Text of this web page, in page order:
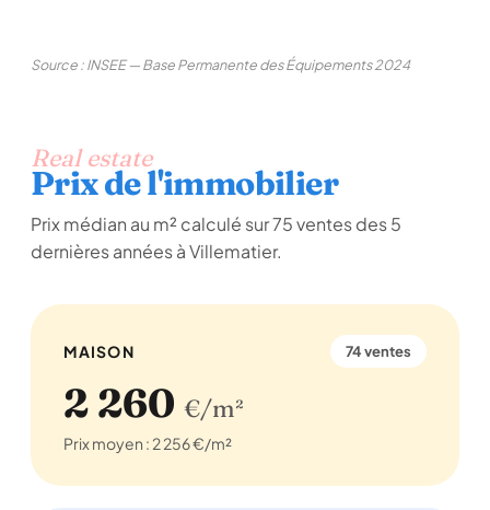
Source : INSEE — Base Permanente des Équipements 2024
Real estate
Prix de l'immobilier
Prix médian au m² calculé sur 75 ventes des 5
dernières années à Villematier.
MAISON 74 ventes
2 260 €/m²
Prix moyen : 2 256 €/m²